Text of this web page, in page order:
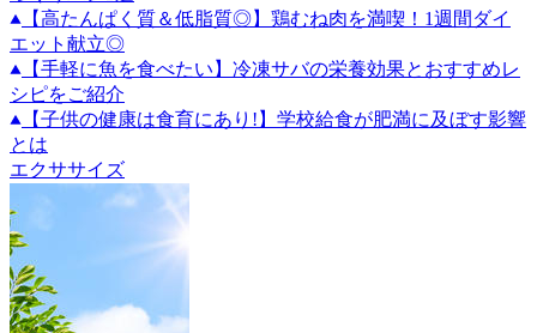
【高たんぱく質＆低脂質◎】鶏むね肉を満喫！1週間ダイ
エット献立◎
【手軽に魚を食べたい】冷凍サバの栄養効果とおすすめレ
シピをご紹介
【子供の健康は食育にあり!】学校給食が肥満に及ぼす影響
とは
エクササイズ